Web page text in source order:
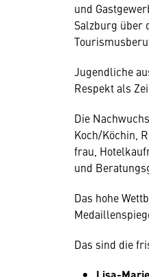
und
Salzburg über
Jugendliche
Respekt als
Die
Koch/Köchin,
frau,
und
Das hohe
Das sind die